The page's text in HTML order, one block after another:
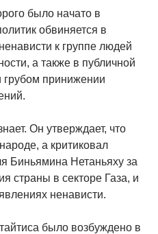
было начато в
обвиняется в
к группе людей
а также в публичной
грубом принижении
Он утверждает, что
а критиковал
Биньямина Нетаньяху за
страны в секторе Газа, и
ненависти.
было возбуждено в